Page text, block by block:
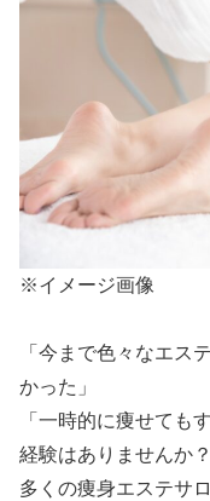
※イメージ画像
「今まで色々なエス
かった」
「一時的に痩せても
経験はありませんか？
多くの痩身エステサ